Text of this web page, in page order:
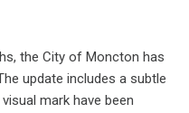
the City of Moncton has
update includes a subtle
mark have been